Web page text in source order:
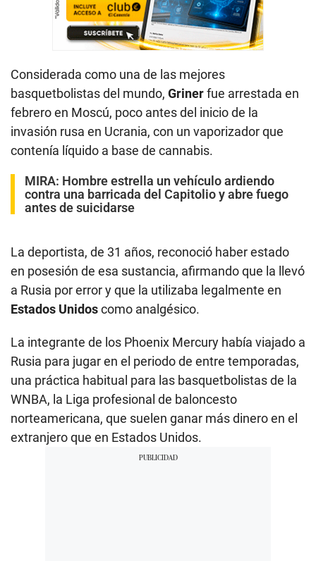
Considerada como una de las mejores
basquetbolistas del mundo, Grinerfue arrestada en
febrero en Moscú, poco antes del inicio de la
invasión rusa en Ucrania, con un vaporizador que
contenía líquido a base de cannabis.
MIRA: Hombre estrella un vehículo ardiendo
contra una barricada del Capitolio y abre fuego
antes de suicidarse
La deportista, de 31 años, reconoció haber estado
en posesión de esa sustancia, afirmando que la llevó
a Rusia por error y que la utilizaba legalmente en
Estados Unidoscomo analgésico.
La integrante de los Phoenix Mercury había viajado a
Rusia para jugar en el periodo de entre temporadas,
una práctica habitual para las basquetbolistas de la
WNBA, la Liga profesional de baloncesto
norteamericana, que suelen ganar más dinero en el
extranjero que en Estados Unidos.